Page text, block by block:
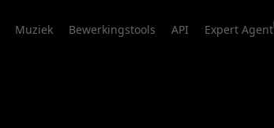
Muziek Bewerkingstools API Expert Agent